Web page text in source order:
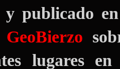
y publicado
GeoBierzo
lugares